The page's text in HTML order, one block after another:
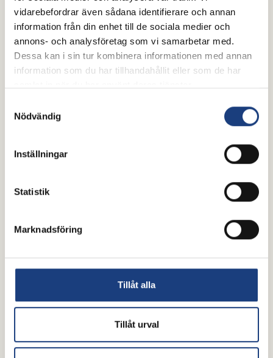
vidarebefordrar även sådana identifierare och annan
information från din enhet till de sociala medier och
annons- och analysföretag som vi samarbetar med.
Dessa kan i sin tur kombinera informationen med annan
information som du har tillhandahållit eller som de har
Nödvändig
Inställningar
Statistik
Marknadsföring
Tillåt alla
Tillåt urval
ledande inom svensk ridsport.